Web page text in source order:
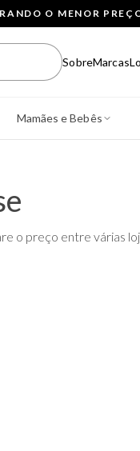
O MENOR
SobreMarcas
Mamães e Bebês
o preço entre várias